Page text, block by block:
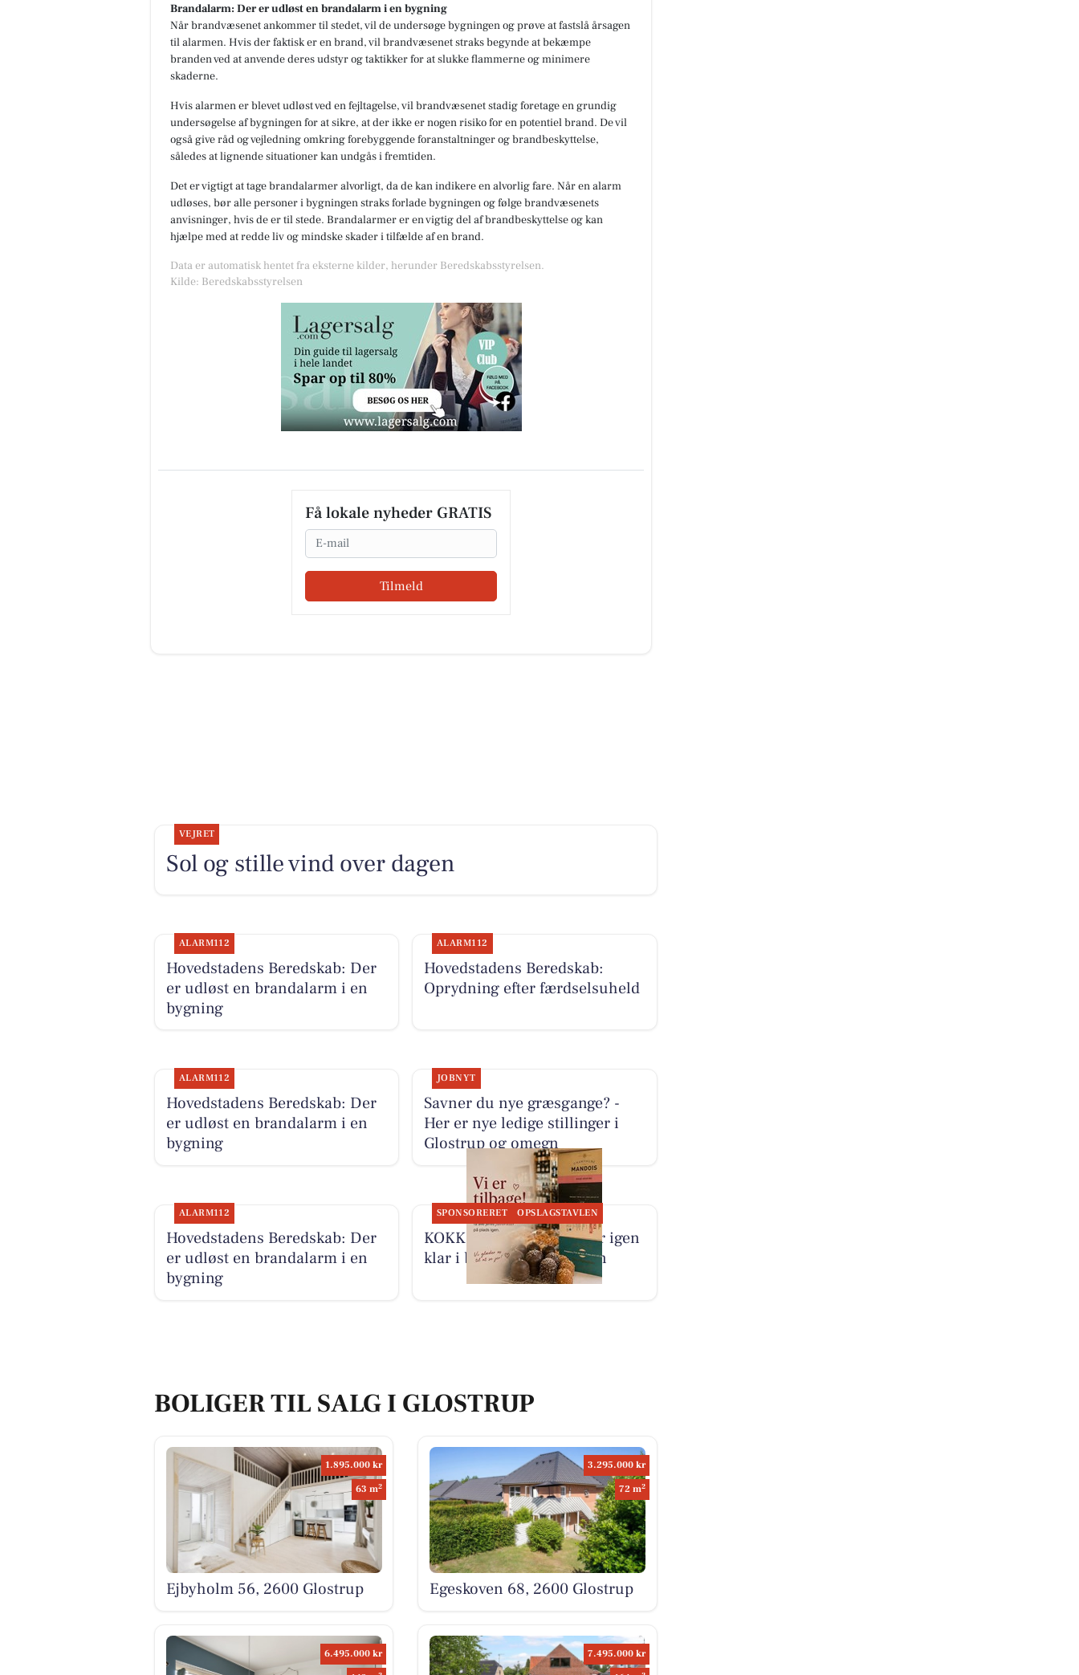
Brandalarm: Der er udløst en brandalarm i en bygning
Når brandvæsenet ankommer til stedet, vil de undersøge bygningen og prøve at fastslå årsagen
til alarmen. Hvis der faktisk er en brand, vil brandvæsenet straks begynde at bekæmpe
branden ved at anvende deres udstyr og taktikker for at slukke flammerne og minimere
skaderne.
Hvis alarmen er blevet udløst ved en fejltagelse, vil brandvæsenet stadig foretage en grundig
undersøgelse af bygningen for at sikre, at der ikke er nogen risiko for en potentiel brand. De vil
også give råd og vejledning omkring forebyggende foranstaltninger og brandbeskyttelse,
således at lignende situationer kan undgås i fremtiden.
Det er vigtigt at tage brandalarmer alvorligt, da de kan indikere en alvorlig fare. Når en alarm
udløses, bør alle personer i bygningen straks forlade bygningen og følge brandvæsenets
anvisninger, hvis de er til stede. Brandalarmer er en vigtig del af brandbeskyttelse og kan
hjælpe med at redde liv og mindske skader i tilfælde af en brand.
Data er automatisk hentet fra eksterne kilder, herunder Beredskabsstyrelsen.
Kilde: Beredskabsstyrelsen
Få lokale nyheder GRATIS
Email
Tilmeld
VEJRET
Sol og stille vind over dagen
ALARM112
Hovedstadens Beredskab: Der
er udløst en brandalarm i en
bygning
ALARM112
Hovedstadens Beredskab:
Oprydning efter færdselsuheld
ALARM112
Hovedstadens Beredskab: Der
er udløst en brandalarm i en
bygning
JOBNYT
Savner du nye græsgange? -
Her er nye ledige stillinger i
Glostrup og omegn
ALARM112
Hovedstadens Beredskab: Der
er udløst en brandalarm i en
bygning
SPONSORERET OPSLAGSTAVLEN
KOKKENS VINHUS ApS er igen
klar i butikken efter ferien
BOLIGER TIL SALG I GLOSTRUP
1.895.000 kr
63 m2
Ejbyholm 56, 2600 Glostrup
3.295.000 kr
72 m2
Egeskoven 68, 2600 Glostrup
6.495.000 kr
7.495.000 kr